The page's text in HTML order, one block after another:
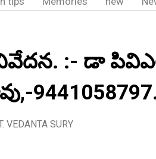
:- డా
VEDANTA SURY